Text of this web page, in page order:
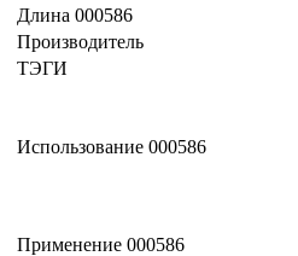
Длина 000586
Производитель
ТЭГИ
Использование 000586
Применение 000586